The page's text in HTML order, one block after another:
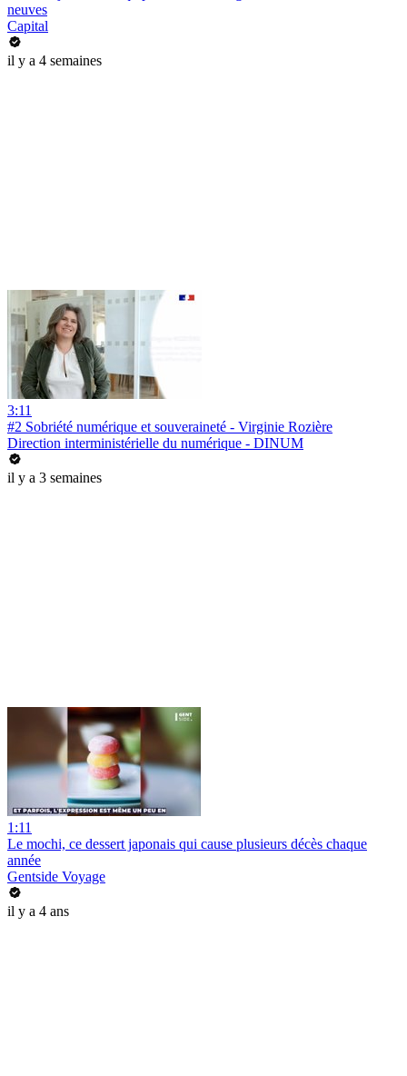
neuves
Capital
il y a 4 semaines
3:11
#2 Sobriété numérique et souveraineté - Virginie Rozière
Direction interministérielle du numérique - DINUM
il y a 3 semaines
1:11
Le mochi, ce dessert japonais qui cause plusieurs décès chaque
année
Gentside Voyage
il y a 4 ans